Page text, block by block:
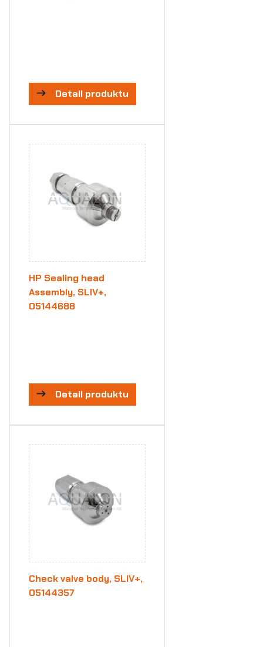
Detail produktu
HP Sealing head
Assembly, SLIV+,
05144688
Detail produktu
Check valve body, SLIV+,
05144357